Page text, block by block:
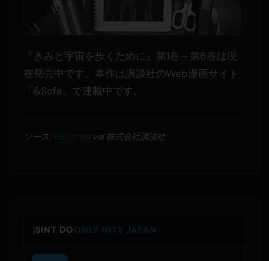
『きみと宇宙を歩くために』第1巻～第6巻は現
在発売中です。本作は講談社のWeb漫画サイト
「&Sofa」で連載中です。
ソース: PR Timesvia 株式会社講談社
SINT DOONLY HITS JAPAN